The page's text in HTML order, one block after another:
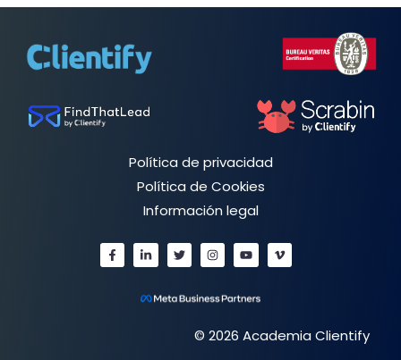
Política de privacidad
Política de Cookies
Información legal
© 2026 Academia Clientify